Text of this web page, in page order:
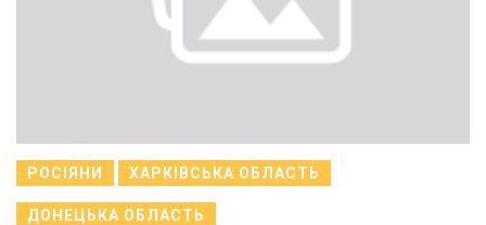
РОСІЯНИ ХАРКІВСЬКА ОБЛАСТЬ
ДОНЕЦЬКА ОБЛАСТЬ